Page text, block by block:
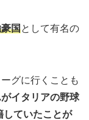
国として有名の
グに行くことも
イタリアの野球
していたことが